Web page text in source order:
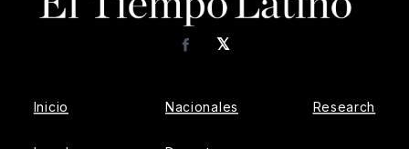
𝕏
Facebook
Inicio Nacionales Research